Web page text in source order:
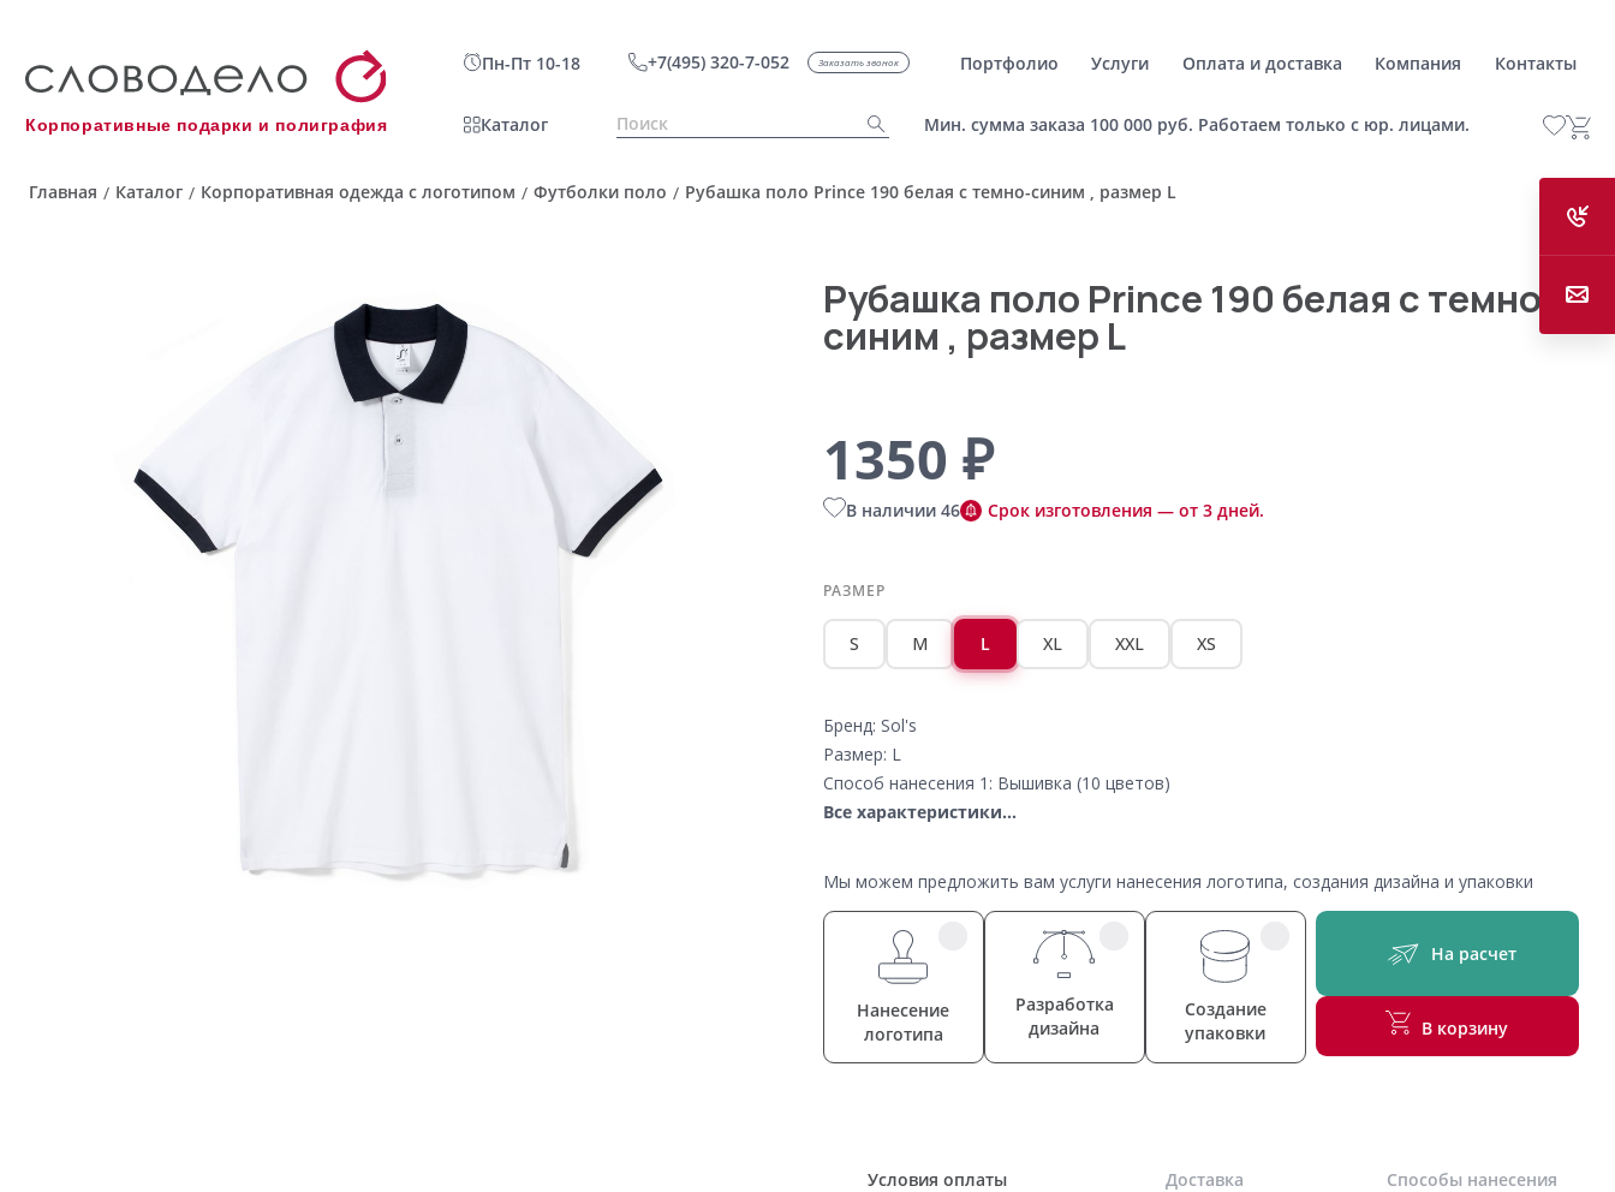
Корпоративные подарки и полиграфия
Пн-Пт 10-18 +7(495) 320-7-052 Заказать звонок Портфолио Услуги Оплата и доставка Компания Контакты
Каталог Мин. сумма заказа 100 000 руб. Работаем только с юр. лицами.
Главная / Каталог / Корпоративная одежда с логотипом / Футболки поло / Рубашка поло Prince 190 белая с темно-синим , размер L
Рубашка поло Prince 190 белая с темно-
синим , размер L
1350 ₽
В наличии 46 Срок изготовления — от 3 дней.
РАЗМЕР
S M L XL XXL XS
Бренд: Sol's
Размер: L
Способ нанесения 1: Вышивка (10 цветов)
Все характеристики...
Мы можем предложить вам услуги нанесения логотипа, создания дизайна и упаковки
Нанесение
логотипа
Разработка
дизайна
Создание
упаковки
На расчет
В корзину
Условия оплаты Доставка Способы нанесения